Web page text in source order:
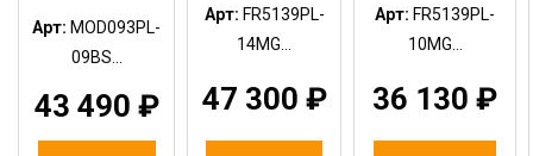
Арт: MOD093PL-
09BS...
43 490 ₽
Арт: FR5139PL-
14MG...
47 300 ₽
Арт: FR5139PL-
10MG...
36 130 ₽